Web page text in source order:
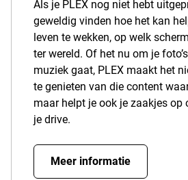
Als je PLEX nog niet hebt
geweldig vinden hoe het kan
leven te wekken, op welk
ter wereld. Of het nu om je
muziek gaat, PLEX maakt het
te genieten van die content
maar helpt je ook je zaakjes op
je drive.
Meer informatie